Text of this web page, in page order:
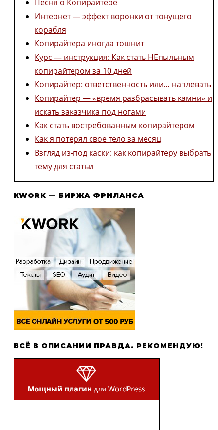
Песня о Копирайтере
Интернет — эффект воронки от тонущего
корабля
Копирайтера иногда тошнит
Курс — инструкция: Как стать НЕпыльным
копирайтером за 10 дней
Копирайтер: ответственность или… наплевать
Копирайтер — «время разбрасывать камни» и
искать заказчика под ногами
Как стать востребованным копирайтером
Как я потерял свое тело за месяц
Взгляд из-под каски: как копирайтеру выбрать
тему для статьи
KWORK — БИРЖА ФРИЛАНСА
ВСЁ В ОПИСАНИИ ПРАВДА. РЕКОМЕНДУЮ!